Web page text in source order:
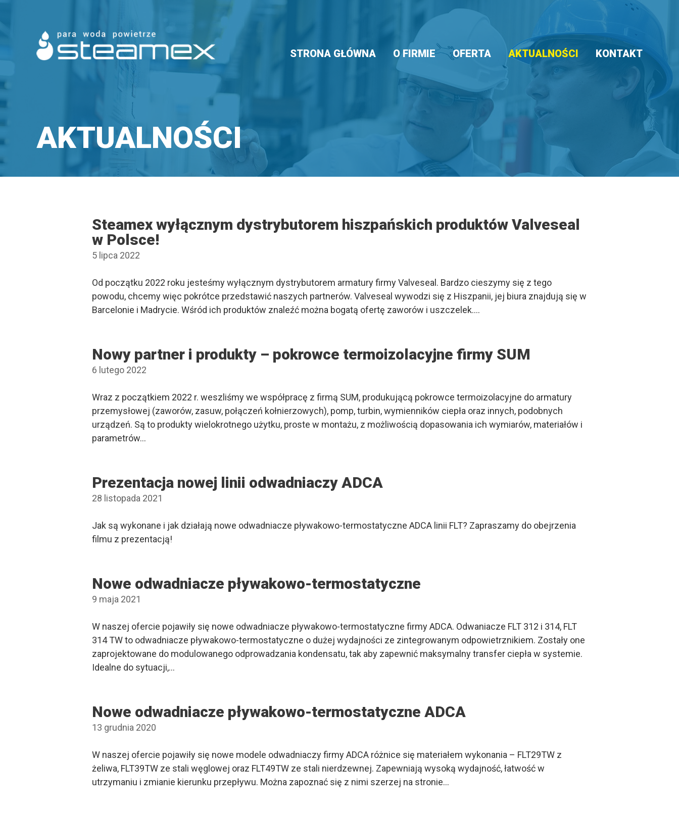
STRONA GŁÓWNA O FIRMIE OFERTA AKTUALNOŚCI KONTAKT
AKTUALNOŚCI
Steamex wyłącznym dystrybutorem hiszpańskich produktów Valveseal
w Polsce!
5 lipca 2022
Od początku 2022 roku jesteśmy wyłącznym dystrybutorem armatury firmy Valveseal. Bardzo cieszymy się z tego
powodu, chcemy więc pokrótce przedstawić naszych partnerów. Valveseal wywodzi się z Hiszpanii, jej biura znajdują się w
Barcelonie i Madrycie. Wśród ich produktów znaleźć można bogatą ofertę zaworów i uszczelek.…
Nowy partner i produkty – pokrowce termoizolacyjne firmy SUM
6 lutego 2022
Wraz z początkiem 2022 r. weszliśmy we współpracę z firmą SUM, produkującą pokrowce termoizolacyjne do armatury
przemysłowej (zaworów, zasuw, połączeń kołnierzowych), pomp, turbin, wymienników ciepła oraz innych, podobnych
urządzeń. Są to produkty wielokrotnego użytku, proste w montażu, z możliwością dopasowania ich wymiarów, materiałów i
parametrów…
Prezentacja nowej linii odwadniaczy ADCA
28 listopada 2021
Jak są wykonane i jak działają nowe odwadniacze pływakowo-termostatyczne ADCA linii FLT? Zapraszamy do obejrzenia
filmu z prezentacją!
Nowe odwadniacze pływakowo-termostatyczne
9 maja 2021
W naszej ofercie pojawiły się nowe odwadniacze pływakowo-termostatyczne firmy ADCA. Odwaniacze FLT 312 i 314, FLT
314 TW to odwadniacze pływakowo-termostatyczne o dużej wydajności ze zintegrowanym odpowietrznikiem. Zostały one
zaprojektowane do modulowanego odprowadzania kondensatu, tak aby zapewnić maksymalny transfer ciepła w systemie.
Idealne do sytuacji,…
Nowe odwadniacze pływakowo-termostatyczne ADCA
13 grudnia 2020
W naszej ofercie pojawiły się nowe modele odwadniaczy firmy ADCA różnice się materiałem wykonania – FLT29TW z
żeliwa, FLT39TW ze stali węglowej oraz FLT49TW ze stali nierdzewnej. Zapewniają wysoką wydajność, łatwość w
utrzymaniu i zmianie kierunku przepływu. Można zapoznać się z nimi szerzej na stronie…